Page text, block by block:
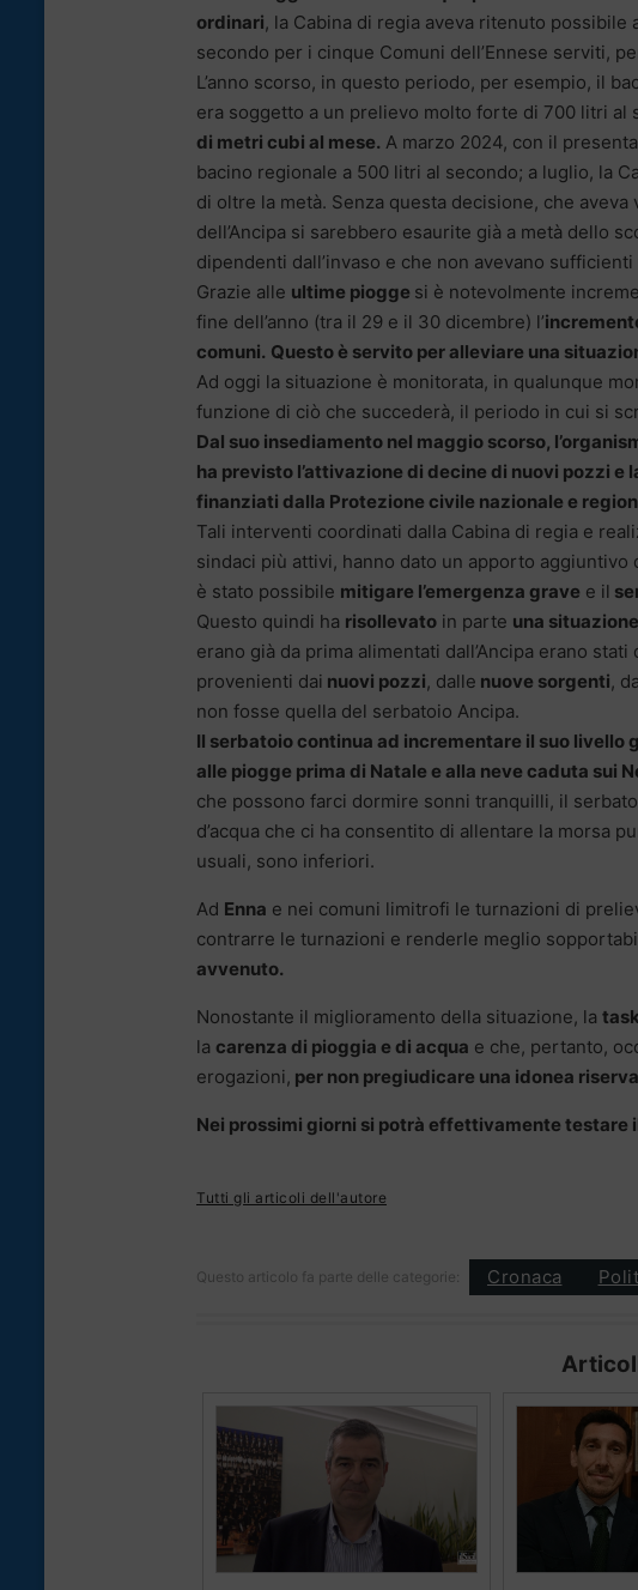
ordinari, la Cabina di regia aveva ritenuto
secondo per i cinque Comuni dell’Ennese serviti,
L’anno scorso, in questo periodo, per esempio, il
era soggetto a un prelievo molto forte di 700 litri al
di metri cubi al mese. A marzo 2024, con il
bacino regionale a 500 litri al secondo; a luglio, la
di oltre la metà. Senza questa decisione, che
dell’Ancipa si sarebbero esaurite già a metà dello
dipendenti dall’invaso e che non avevano
Grazie alle ultime piogge si è notevolmente
fine dell’anno (tra il 29 e il 30 dicembre) l’
comuni. Questo è servito per alleviare una
Ad oggi la situazione è monitorata, in qualunque
funzione di ciò che succederà, il periodo in cui si
Dal suo insediamento nel maggio scorso,
ha previsto l’attivazione di decine di nuovi pozzi
finanziati dalla Protezione civile nazionale e
Tali interventi coordinati dalla Cabina di regia e
sindaci più attivi, hanno dato un apporto
è stato possibile mitigare l’emergenza grave e il
Questo quindi ha risollevato in parte una
erano già da prima alimentati dall’Ancipa erano
provenienti dai nuovi pozzi, dalle nuove sorgenti,
non fosse quella del serbatoio Ancipa.
Il serbatoio continua ad incrementare il suo livello
alle piogge prima di Natale e alla neve caduta sui
che possono farci dormire sonni tranquilli, il
d’acqua che ci ha consentito di allentare la morsa
usuali, sono inferiori.
Ad Enna e nei comuni limitrofi le turnazioni di
contrarre le turnazioni e renderle meglio
avvenuto.
Nonostante il miglioramento della situazione, la
la carenza di pioggia e di acqua e che, pertanto,
erogazioni, per non pregiudicare una idonea
Nei prossimi giorni si potrà effettivamente testare
Tutti gli articoli dell'autore
Questo articolo fa parte delle categorie: Cronaca